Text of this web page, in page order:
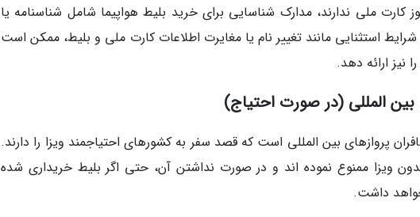
کارت ملی ندارند، مدارک شناسایی برای خرید بلیط هواپیما شامل شناسنامه یا
استثنایی مانند تغییر نام یا مغایرت اطلاعات کارت ملی و بلیط، ممکن است
نیز ارائه دهد.
المللی (در صورت احتیاج)
پروازهای بین المللی است که قصد سفر به کشورهای احتیاجمند ویزا را دارند.
ویزا ممنوع نموده اند و در صورت نداشتن آن، حتی اگر بلیط خریداری شده
داشت.